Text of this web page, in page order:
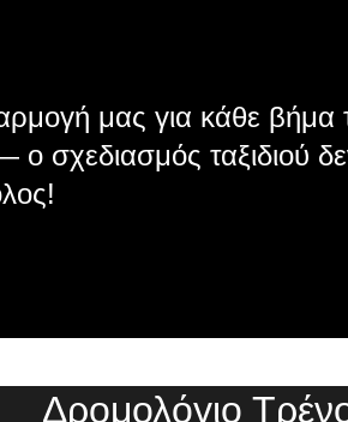
μας για κάθε βήμα
ο σχεδιασμός ταξιδιού
Δρομολόγιο